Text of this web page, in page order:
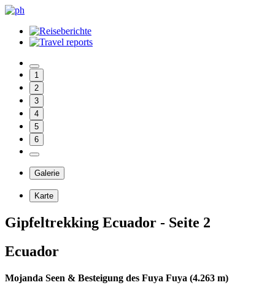
1
2
3
4
5
6
Galerie
Karte
Gipfeltrekking Ecuador - Seite 2
Ecuador
Mojanda Seen & Besteigung des Fuya Fuya (4.263 m)